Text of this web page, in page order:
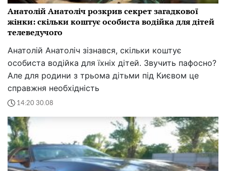
Анатолій Анатоліч розкрив секрет загадкової
жінки: скільки коштує особиста водійка для дітей
телеведучого
Анатолій Анатоліч зізнався, скільки коштує
особиста водійка для їхніх дітей. Звучить пафосно?
Але для родини з трьома дітьми під Києвом це
справжня необхідність
14:20 30.08